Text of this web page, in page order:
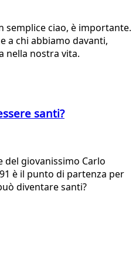
semplice ciao, è importante.
a chi abbiamo davanti,
nella nostra vita.
santi?
del giovanissimo Carlo
è il punto di partenza per
diventare santi?